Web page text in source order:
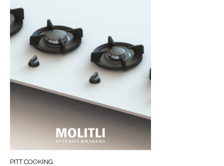
PITT COOKING